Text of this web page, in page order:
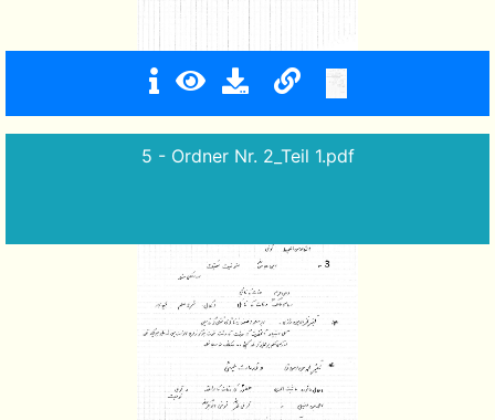
5 - Ordner Nr. 2_Teil 1.pdf